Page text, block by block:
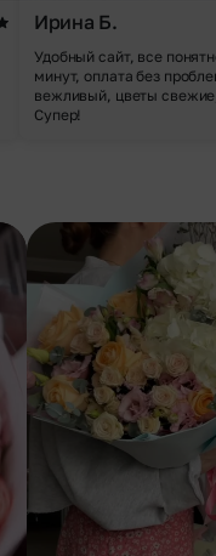
Ирина Б.
Удобный сайт, все
минут, оплата без
вежливый, цветы
Супер!